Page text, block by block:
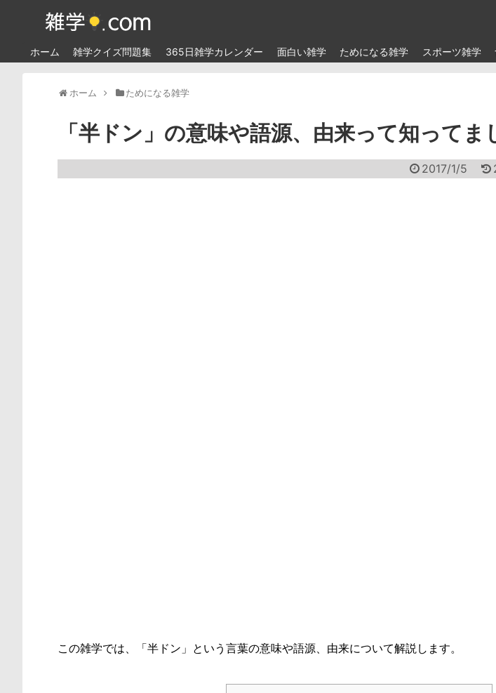
ホーム 雑学クイズ問題集 365日雑学カレンダー 面白い雑学 ためになる雑学 スポーツ雑学
ホーム ためになる雑学
「半ドン」の意味や語源、由来って知ってま
2017/1/5
この雑学では、「半ドン」という言葉の意味や語源、由来について解説します。